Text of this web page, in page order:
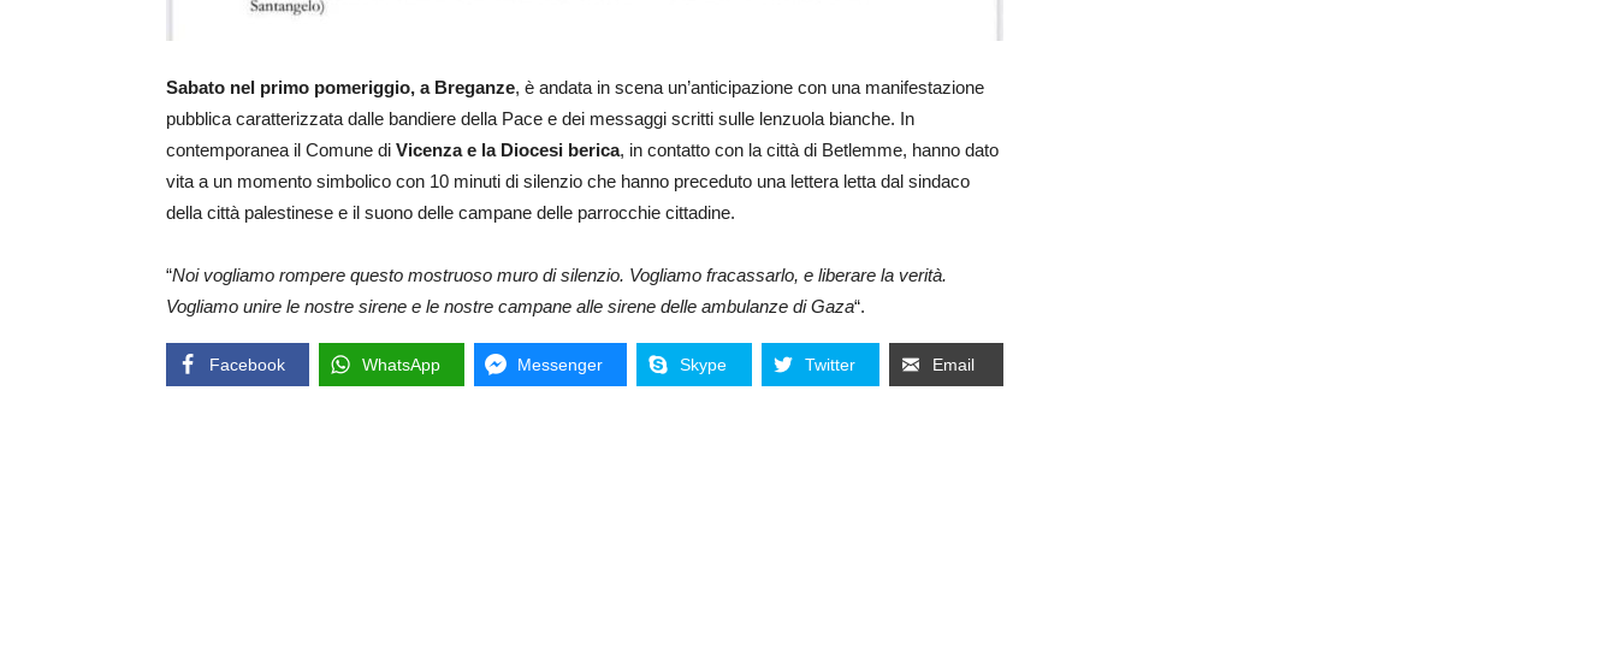
Sabato nel primo pomeriggio, a Breganze, è andata in scena un’anticipazione con una manifestazione
pubblica caratterizzata dalle bandiere della Pace e dei messaggi scritti sulle lenzuola bianche. In
contemporanea il Comune di Vicenza e la Diocesi berica, in contatto con la città di Betlemme, hanno dato
vita a un momento simbolico con 10 minuti di silenzio che hanno preceduto una lettera letta dal sindaco
della città palestinese e il suono delle campane delle parrocchie cittadine.
“Noi vogliamo rompere questo mostruoso muro di silenzio. Vogliamo fracassarlo, e liberare la verità.
Vogliamo unire le nostre sirene e le nostre campane alle sirene delle ambulanze di Gaza“.
Facebook WhatsApp Messenger Skype Twitter Email